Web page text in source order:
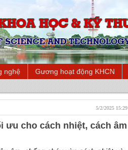
nghệ Gương hoạt động KHCN
5/2/2025 15:29
ưu cho cách nhiệt, cách âm